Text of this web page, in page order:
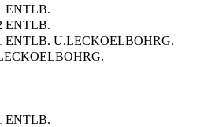
ENTLB.
ENTLB.
ENTLB. U.LECKOELBOHRG.
ENTLB.